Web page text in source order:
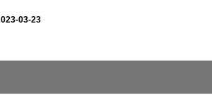
03-23